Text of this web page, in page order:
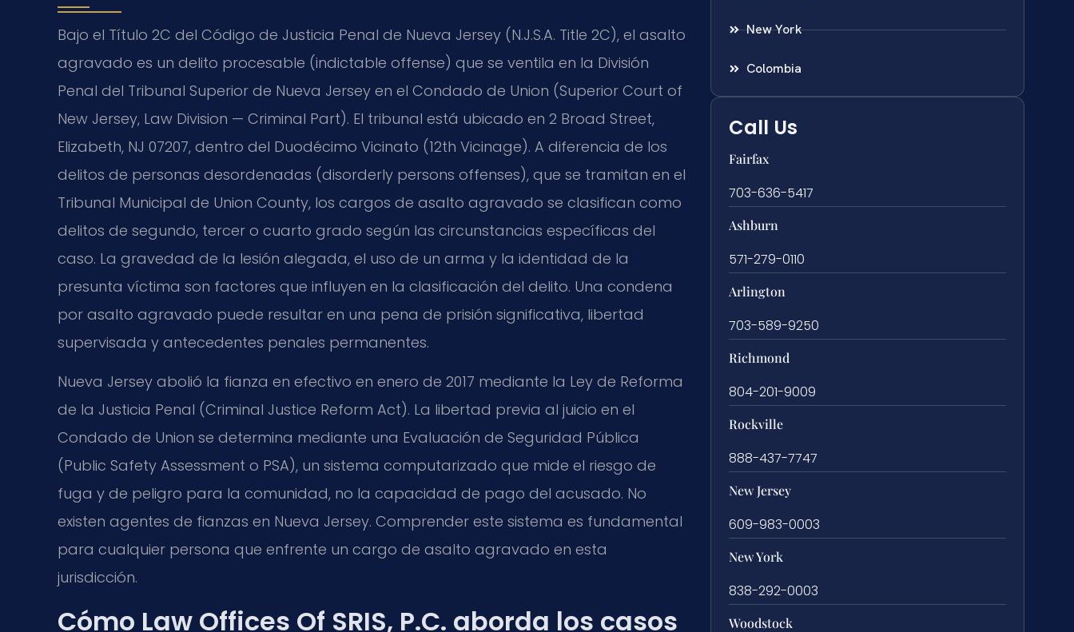
Bajo el Título 2C del Código de Justicia Penal de Nueva Jersey (N.J.S.A. Title 2C), el asalto
agravado es un delito procesable (indictable offense) que se ventila en la División
Penal del Tribunal Superior de Nueva Jersey en el Condado de Union (Superior Court of
New Jersey, Law Division — Criminal Part). El tribunal está ubicado en 2 Broad Street,
Elizabeth, NJ 07207, dentro del Duodécimo Vicinato (12th Vicinage). A diferencia de los
delitos de personas desordenadas (disorderly persons offenses), que se tramitan en el
Tribunal Municipal de Union County, los cargos de asalto agravado se clasifican como
delitos de segundo, tercer o cuarto grado según las circunstancias específicas del
caso. La gravedad de la lesión alegada, el uso de un arma y la identidad de la
presunta víctima son factores que influyen en la clasificación del delito. Una condena
por asalto agravado puede resultar en una pena de prisión significativa, libertad
supervisada y antecedentes penales permanentes.
Nueva Jersey abolió la fianza en efectivo en enero de 2017 mediante la Ley de Reforma
de la Justicia Penal (Criminal Justice Reform Act). La libertad previa al juicio en el
Condado de Union se determina mediante una Evaluación de Seguridad Pública
(Public Safety Assessment o PSA), un sistema computarizado que mide el riesgo de
fuga y de peligro para la comunidad, no la capacidad de pago del acusado. No
existen agentes de fianzas en Nueva Jersey. Comprender este sistema es fundamental
para cualquier persona que enfrente un cargo de asalto agravado en esta
jurisdicción.
Cómo Law Offices Of SRIS, P.C. aborda los casos
New York
Colombia
Call Us
Fairfax
703-636-5417
Ashburn
571-279-0110
Arlington
703-589-9250
Richmond
804-201-9009
Rockville
888-437-7747
New Jersey
609-983-0003
New York
838-292-0003
Woodstock